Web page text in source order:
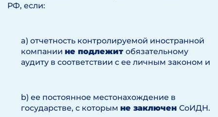
РФ, если:
a) отчетность контролируемой иностранной
компаниине подлежитобязательному
аудиту в соответствии с ее личным законом и
b) ее постоянное местонахождение в
государстве, с которымне заключенСоИДН.